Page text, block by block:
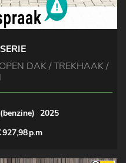
DAK / TREKHAAK /
2025
927,98p.m